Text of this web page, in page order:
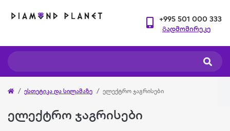
+995 501 000 333
Გადმომირეკე
ესთეტიკა და სილამაზე ელექტრო ჯაგრისები
ელექტრო ჯაგრისები